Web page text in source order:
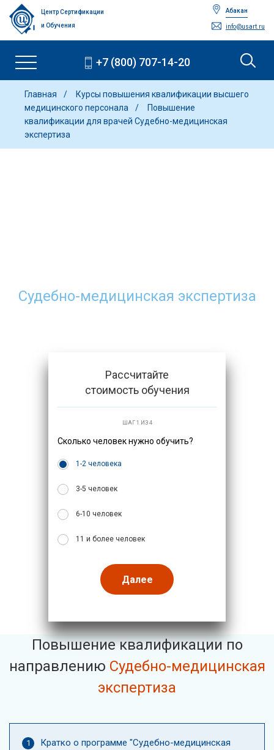
Центр Сертификации
и Обучения
Абакан
info@usart.ru
+7 (800) 707-14-20
Главная
Курсы повышения квалификации высшего
медицинского персонала
Повышение
квалификации для врачей Судебно-медицинская
экспертиза
Судебно-медицинская экспертиза
Рассчитайте
стоимость обучения
ШАГ 1 ИЗ 4
Сколько человек нужно обучить?
1-2 человека
3-5 человек
6-10 человек
11 и более человек
Далее
Повышение квалификации по
направлению Судебно-медицинская
экспертиза
Кратко о программе "Судебно-медицинская